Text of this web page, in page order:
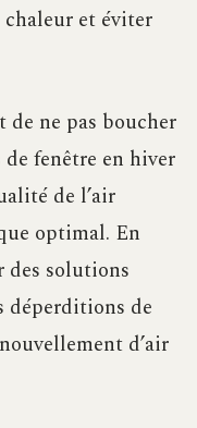
et éviter
ne pas boucher
fenêtre en hiver
de l’air
optimal. En
des solutions
de
d’air